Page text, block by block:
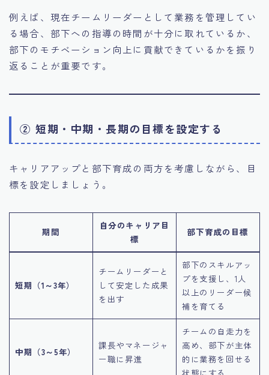
例えば、現在チームリーダーとして業務を管理してい
る場合、部下への指導の時間が十分に取れているか、
部下のモチベーション向上に貢献できているかを振り
返ることが重要です。
② 短期・中期・長期の目標を設定する
キャリアアップと部下育成の両方を考慮しながら、目
標を設定しましょう。
期間
自分のキャリア目
標
部下育成の目標
短期（1～3年）
チームリーダーと
して安定した成果
を出す
部下のスキルアッ
プを支援し、1人
以上のリーダー候
補を育てる
中期（3～5年）
課長やマネージャ
ー職に昇進
チームの自走力を
高め、部下が主体
的に業務を回せる
状態にする